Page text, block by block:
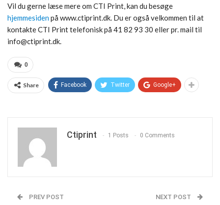
Vil du gerne læse mere om CTI Print, kan du besøge
hjemmesidenpå www.ctiprint.dk. Du er også velkommen til at
kontakte CTI Print telefonisk på 41 82 93 30 eller pr. mail til
info@ctiprint.dk.
0
Share Facebook Twitter Google+
Ctiprint 1 Posts 0 Comments
PREV POST NEXT POST